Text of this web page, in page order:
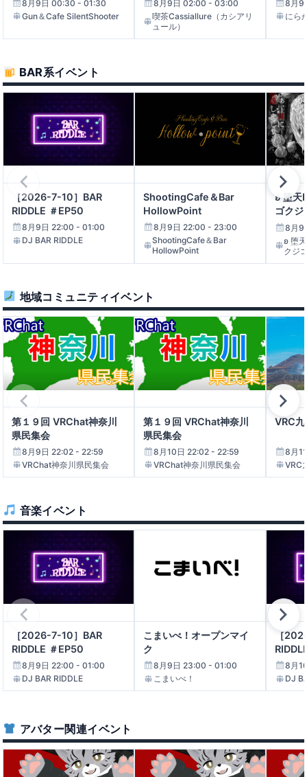
【わらび庵】営業日
22:00 - 23:00
ASMR集会
6月5日（金）みるくれ〜ぷっ！営業日で
すっ！
みるくれ～ぷっ！ふぁんくらぶ
スタッフに興味がある方のお話会
22:00 - 23:00
2026年5月VRC同期会
22:00 - 23:59
ミキちゃんファンクラブ
［2026-6-5］BAR RIDDLE ＃EP45
22:00 - 24:00
DJ BAR RIDDLE
VRC屁理屈推理合戦
屁理屈推理合戦やりたい部
ぽわりちゃん発売記念集会
22:00 - 23:00
VRCイベント推しえ合おう交流会
HalloweenGambit_VRチェスイベント
HalloweenGambit_ハロウィンギャンビット
小悪魔喫茶Teufel通常営業
22:30 - 23:30
小悪魔喫茶Teufel
正義の味方勤務中につき変身不可！ヒー
23:00 - 25:00
正義の味方勤務中につき変身不可！ヒーロー
が働くコンセプトカフェ
8月9日 00:30 - 01:30
Gun＆Cafe SilentShooter
8月9日 02:00 - 03:00
喫茶Cassiallure（カシアリ
ュール）
8月9
にら
BAR系イベント
［2026-7-10］BAR
RIDDLE ＃EP50
8月9日 22:00 - 01:00
DJ BAR RIDDLE
ShootingCafe＆Bar
HollowPoint
8月9日 22:00 - 23:00
ShootingCafe＆Bar
HollowPoint
ʚ 堕天
ゴクジ
8月9
ʚ 堕
クジ
地域コミュニティイベント
第１９回 VRChat神奈川
県民集会
8月9日 22:02 - 22:59
VRChat神奈川県民集会
第１９回 VRChat神奈川
県民集会
8月10日 22:02 - 22:59
VRChat神奈川県民集会
VRC
8月
VRC
音楽イベント
［2026-7-10］BAR
RIDDLE ＃EP50
8月9日 22:00 - 01:00
DJ BAR RIDDLE
こまいべ！オープンマイ
ク
8月9日 23:00 - 01:00
こまいべ！
［
8月
DJ
アバター関連イベント